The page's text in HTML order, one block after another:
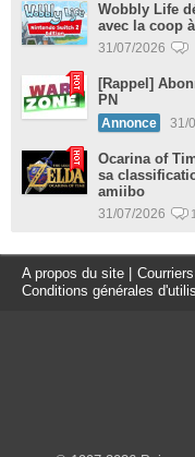
Wobbly Life
avec la coop
31/07/2026
[Rappel]
PN
Annonce 31/
Ocarina of
sa
amiibo
31/07/2026 1
A propos du site
Conditions générales